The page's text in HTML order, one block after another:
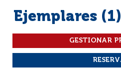
Ejemplares (1)